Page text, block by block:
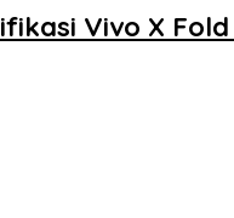
Vivo X Fold